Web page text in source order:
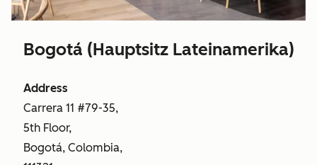
Bogotá (Hauptsitz Lateinamerika)
Address
Carrera 11 #79-35,
5th Floor,
Bogotá, Colombia,